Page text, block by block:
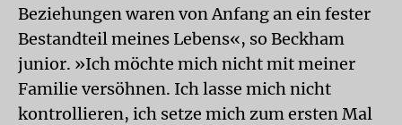
Beziehungen waren von Anfang an ein fester
Bestandteil meines Lebens«, so Beckham
junior. »Ich möchte mich nicht mit meiner
Familie versöhnen. Ich lasse mich nicht
kontrollieren, ich setze mich zum ersten Mal